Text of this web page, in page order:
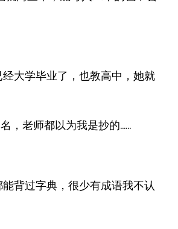
大学毕业了，也教高中，她就
，老师都以为我是抄的……
背过字典，很少有成语我不认